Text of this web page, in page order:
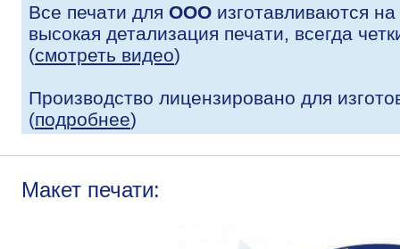
Все печати для ООО изготавливаются
высокая детализация печати, всегда
(смотреть видео)
Производство лицензировано для
(подробнее)
Макет печати: